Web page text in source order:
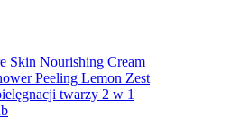
Skin Nourishing Cream
Peeling Lemon Zest
twarzy 2 w 1